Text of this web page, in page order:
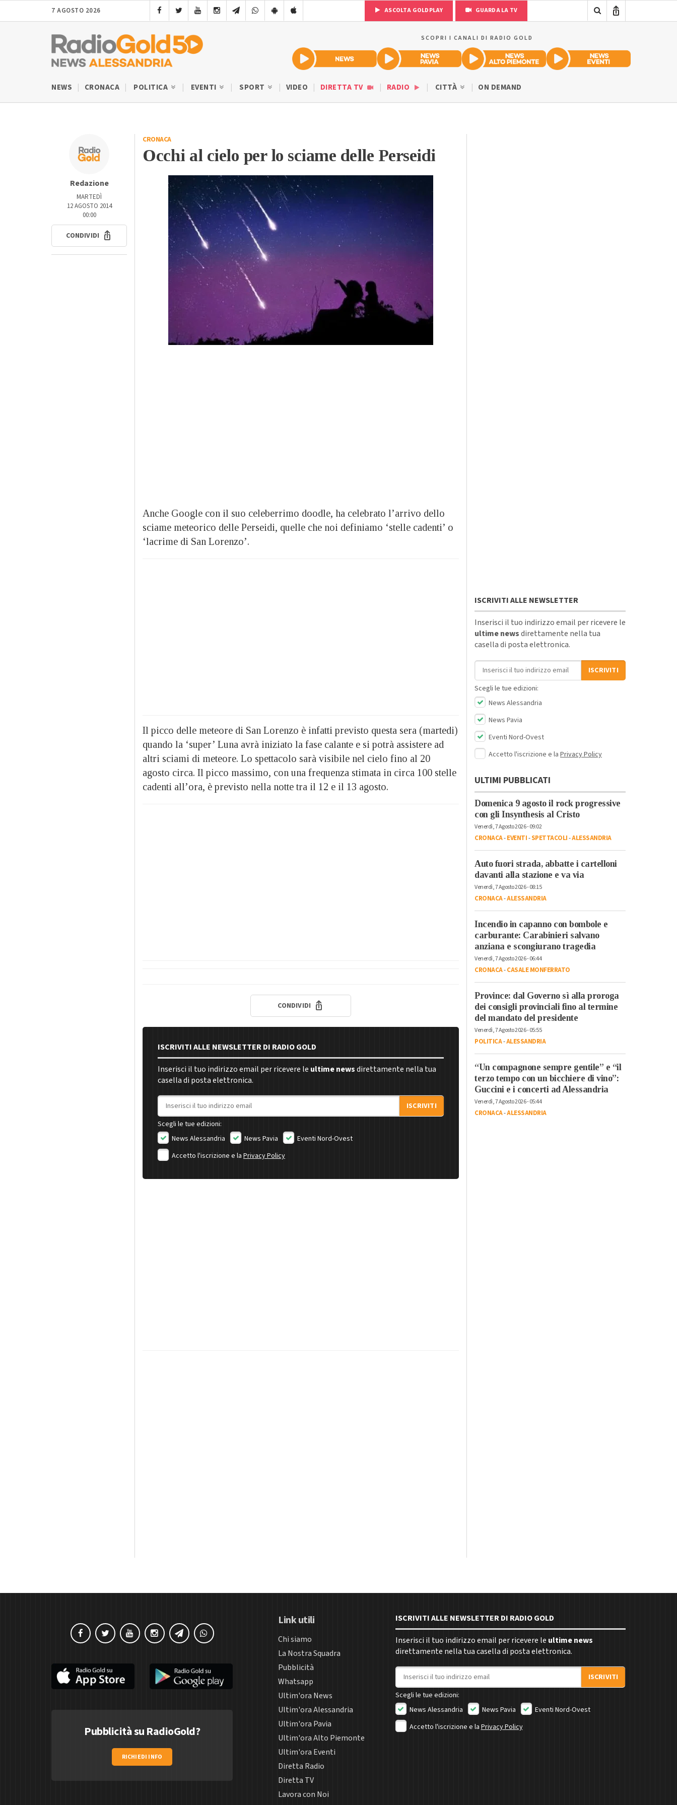
7 AGOSTO 2026 ASCOLTA GOLDPLAY GUARDA LA TV
SCOPRI I CANALI DI RADIO GOLD
NEWS CRONACA POLITICA EVENTI SPORT VIDEO DIRETTA TV RADIO CITTÀ ON DEMAND
Redazione
MARTEDÌ
12 AGOSTO 2014
00:00
CONDIVIDI
CRONACA
Occhi al cielo per lo sciame delle Perseidi
Anche Google con il suo celeberrimo doodle, ha celebrato l’arrivo dello
sciame meteorico delle Perseidi, quelle che noi definiamo ‘stelle cadenti’ o
‘lacrime di San Lorenzo’.
Il picco delle meteore di San Lorenzo è infatti previsto questa sera (martedi)
quando la ‘super’ Luna avrà iniziato la fase calante e si potrà assistere ad
altri sciami di meteore. Lo spettacolo sarà visibile nel cielo fino al 20
agosto circa. Il picco massimo, con una frequenza stimata in circa 100 stelle
cadenti all’ora, è previsto nella notte tra il 12 e il 13 agosto.
CONDIVIDI
ISCRIVITI ALLE NEWSLETTER DI RADIO GOLD
Inserisci il tuo indirizzo email per ricevere le ultime newsdirettamente nella tua
casella di posta elettronica.
Indirizzo email
ISCRIVITI
Scegli le tue edizioni:
News Alessandria
News Pavia
Eventi Nord-Ovest
Accetto l'iscrizione e la Privacy Policy
ISCRIVITI ALLE NEWSLETTER
Inserisci il tuo indirizzo email per ricevere le
ultime newsdirettamente nella tua
casella di posta elettronica.
Indirizzo email
ISCRIVITI
Scegli le tue edizioni:
News Alessandria
News Pavia
Eventi Nord-Ovest
Accetto l'iscrizione e la Privacy Policy
ULTIMI PUBBLICATI
Domenica 9 agosto il rock progressive
con gli Insynthesis al Cristo
Venerdì, 7 Agosto 2026 - 09:02
CRONACA-EVENTI-SPETTACOLI-ALESSANDRIA
Auto fuori strada, abbatte i cartelloni
davanti alla stazione e va via
Venerdì, 7 Agosto 2026 - 08:15
CRONACA-ALESSANDRIA
Incendio in capanno con bombole e
carburante: Carabinieri salvano
anziana e scongiurano tragedia
Venerdì, 7 Agosto 2026 - 06:44
CRONACA-CASALE MONFERRATO
Province: dal Governo sì alla proroga
dei consigli provinciali fino al termine
del mandato del presidente
Venerdì, 7 Agosto 2026 - 05:55
POLITICA-ALESSANDRIA
“Un compagnone sempre gentile” e “il
terzo tempo con un bicchiere di vino”:
Guccini e i concerti ad Alessandria
Venerdì, 7 Agosto 2026 - 05:44
CRONACA-ALESSANDRIA
Pubblicità su RadioGold?
RICHIEDI INFO
Link utili
Chi siamo
La Nostra Squadra
Pubblicità
Whatsapp
Ultim'ora News
Ultim'ora Alessandria
Ultim'ora Pavia
Ultim'ora Alto Piemonte
Ultim'ora Eventi
Diretta Radio
Diretta TV
Lavora con Noi
ISCRIVITI ALLE NEWSLETTER DI RADIO GOLD
Inserisci il tuo indirizzo email per ricevere le ultime news
direttamente nella tua casella di posta elettronica.
Indirizzo email
ISCRIVITI
Scegli le tue edizioni:
News Alessandria
News Pavia
Eventi Nord-Ovest
Accetto l'iscrizione e la Privacy Policy